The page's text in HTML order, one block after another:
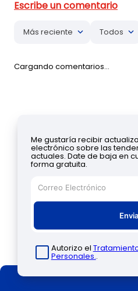
Más reciente Todos
Cargando comentarios…
Me gustaría recibir
electrónico sobre las
actuales. Date de baja en
forma gratuita.
Autorizo el
Personales..